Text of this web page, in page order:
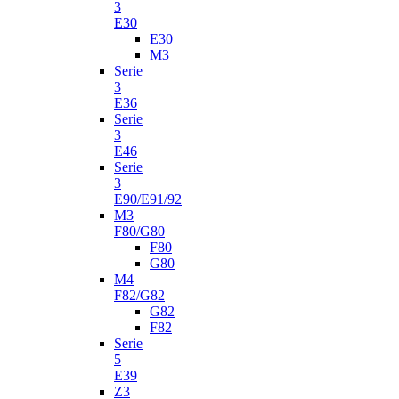
3
E30
E30
M3
Serie
3
E36
Serie
3
E46
Serie
3
E90/E91/92
M3
F80/G80
F80
G80
M4
F82/G82
G82
F82
Serie
5
E39
Z3